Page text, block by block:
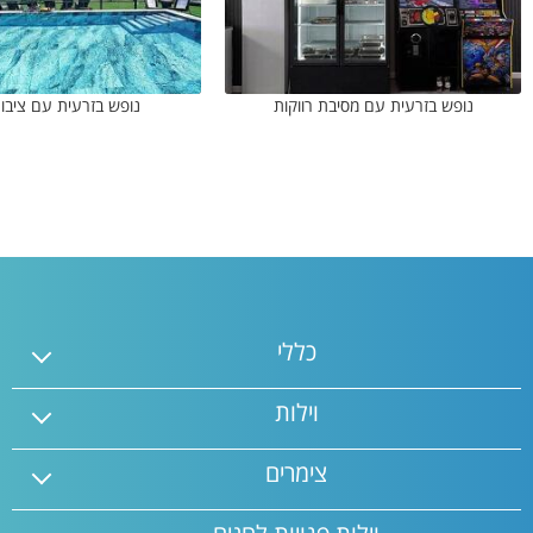
נופש בזרעית עם מסיבת רווקות נופש בזרעית עם
כללי
וילות
צימרים